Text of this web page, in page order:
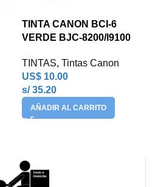
TINTA CANON BCI-6
VERDE BJC-8200/I9100
TINTAS, Tintas Canon
US$ 10.00
s/ 35.20
AÑADIR AL CARRITO